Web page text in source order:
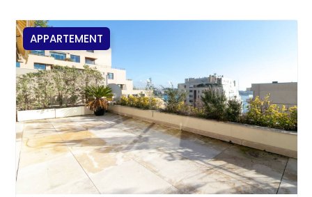
APPARTEMENT